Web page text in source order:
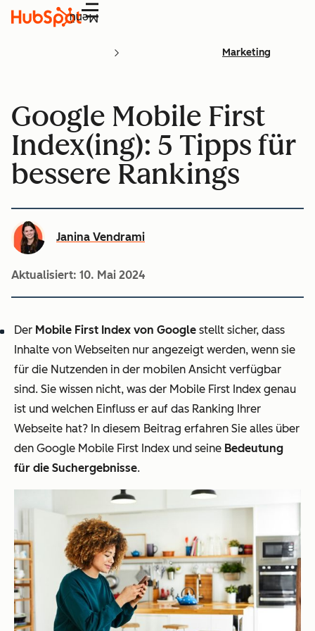
Menü
Marketing
Google Mobile First
Index(ing): 5 Tipps für
bessere Rankings
Janina Vendrami
Aktualisiert: 10. Mai 2024
Der Mobile First Index von Google stellt sicher, dass
Inhalte von Webseiten nur angezeigt werden, wenn sie
für die Nutzenden in der mobilen Ansicht verfügbar
sind. Sie wissen nicht, was der Mobile First Index genau
ist und welchen Einfluss er auf das Ranking Ihrer
Webseite hat? In diesem Beitrag erfahren Sie alles über
den Google Mobile First Index und seine Bedeutung
für die Suchergebnisse.